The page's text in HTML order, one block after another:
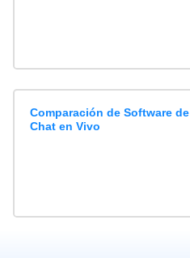
Comparación de Software de
Chat en Vivo